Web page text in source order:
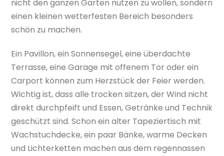
nicht den ganzen Garten nutzen zu wollen, sondern
einen kleinen wetterfesten Bereich besonders
schön zu machen.
Ein Pavillon, ein Sonnensegel, eine überdachte
Terrasse, eine Garage mit offenem Tor oder ein
Carport können zum Herzstück der Feier werden.
Wichtig ist, dass alle trocken sitzen, der Wind nicht
direkt durchpfeift und Essen, Getränke und Technik
geschützt sind. Schon ein alter Tapeziertisch mit
Wachstuchdecke, ein paar Bänke, warme Decken
und Lichterketten machen aus dem regennassen